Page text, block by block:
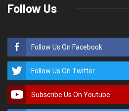
Follow Us
Follow Us On Facebook
Follow Us On Twitter
Subscribe Us On Youtube